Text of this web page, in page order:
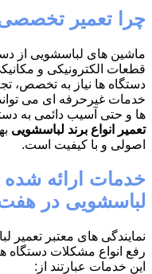
چرا تعمیر
ماشین های لباسشویی از
قطعات الکترونیکی و
دستگاه ها نیاز به تخصص،
خدمات غیرحرفه ای می
ها و حتی آسیب دائمی به
تعمیر انواع برند لباسشویی
اصولی و با کیفیت است.
خدمات ارائه شده
لباسشویی در
نمایندگی های معتبر تعمیر
رفع انواع مشکلات دستگاه
این خدمات عبارتند از: